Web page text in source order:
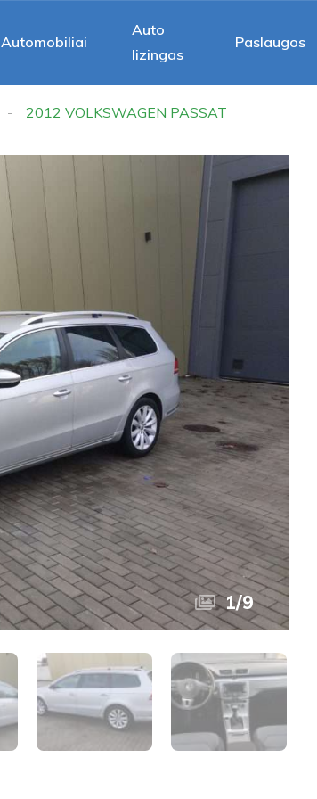
Automobiliai
Auto
lizingas
Paslaugos
2012 VOLKSWAGEN PASSAT
1/9